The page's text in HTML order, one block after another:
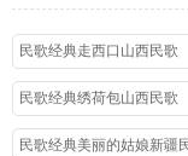
民歌经典走西口山西民歌
民歌经典绣荷包山西民歌
民歌经典美丽的姑娘新疆